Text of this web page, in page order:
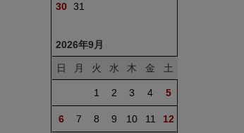
30 31
2026年9月
日 月 火 水 木 金 土
1 2 3 4 5
6 7 8 9 10 11 12